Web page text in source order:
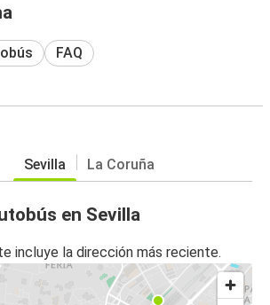
FAQ
Sevilla La Coruña
en Sevilla
incluye la dirección más reciente.